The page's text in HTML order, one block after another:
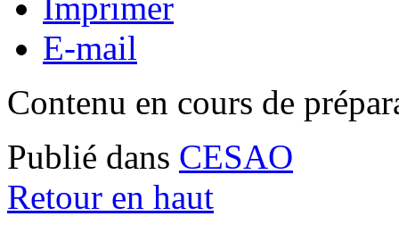
E-mail
Contenu en cours de
Publié dans CESAO
Retour en haut